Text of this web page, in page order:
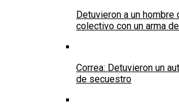
Detuvieron a un hombre
colectivo con un arma
Correa: Detuvieron un
de secuestro